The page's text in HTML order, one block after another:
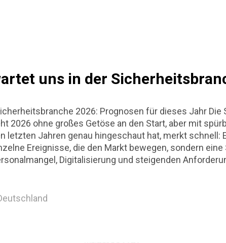
uns in der
2026: Prognosen für dieses Jahr Die
2026 ohne großes Getöse an den Start, aber mit
letzten Jahren genau hingeschaut hat, merkt schnell:
Ereignisse, die den Markt bewegen, sondern
Digitalisierung und steigenden
Keine Hochglanzprognosen, sondern eine